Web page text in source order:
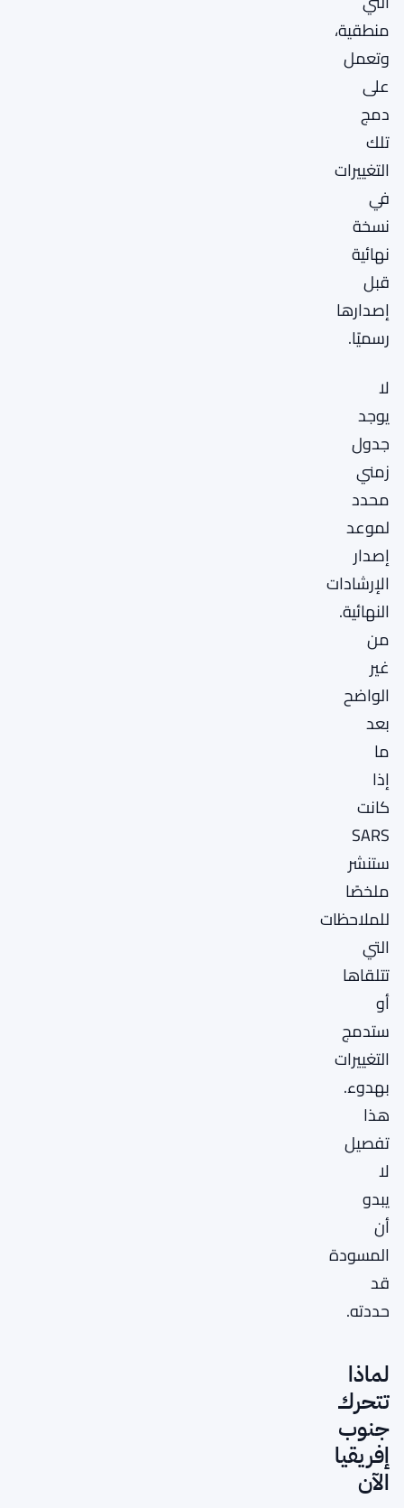
منطقية،
وتعمل
على
دمج
تلك
التغييرات
في
نسخة
نهائية
قبل
إصدارها
رسميًا.
لا
يوجد
جدول
زمني
محدد
لموعد
إصدار
الإرشادات
النهائية.
من
غير
الواضح
بعد
ما
إذا
كانت
SARS
ستنشر
ملخصًا
للملاحظات
التي
تتلقاها
أو
ستدمج
التغييرات
بهدوء.
هذا
تفصيل
لا
يبدو
أن
المسودة
قد
حددته.
لماذا
تتحرك
جنوب
إفريقيا
الآن